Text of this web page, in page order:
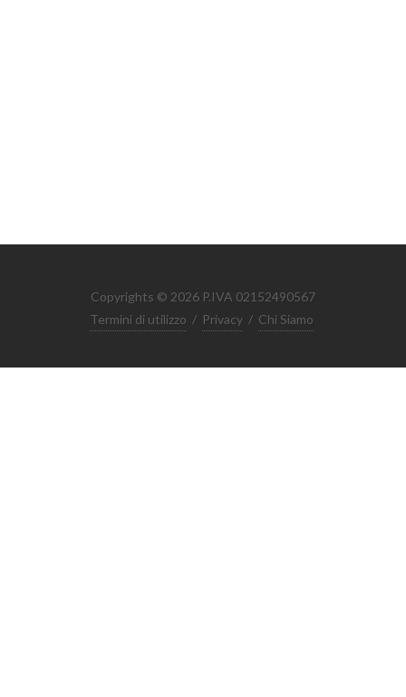
Copyrights © 2026 P.IVA 02152490567
Termini di utilizzo / Privacy / Chi Siamo